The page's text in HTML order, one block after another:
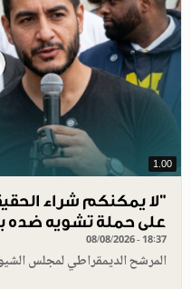
1.00
"لا يمكنكم شراء
على حملة تشويه ضده بـ60 مليون
08/08/2026 - 18:37
المرشح الديمقراطي لمجلس